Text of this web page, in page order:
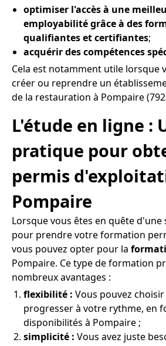
optimiser l'accès à une
employabilité grâce à des
qualifiantes et certifiantes;
acquérir des compétences
Cela est notamment utile lorsque
créer ou reprendre un
de la restauration à Pompaire
L'étude en ligne :
pratique pour
permis
Pompaire
Lorsque vous êtes en quête
pour prendre votre formation
vous pouvez opter pour la
Pompaire. Ce type de formation
nombreux avantages :
flexibilité : Vous pouvez
progresser à votre rythme, en
disponibilités à Pompaire ;
simplicité : Vous avez juste